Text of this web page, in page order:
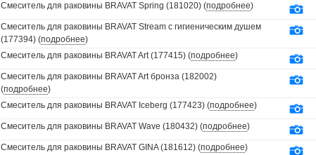
Смеситель для раковины BRAVAT Spring (181020) (подробнее)
Смеситель для раковины BRAVAT Stream с гигиеническим душем
(177394) (подробнее)
Смеситель для раковины BRAVAT Art (177415) (подробнее)
Смеситель для раковины BRAVAT Art бронза (182002)
(подробнее)
Смеситель для раковины BRAVAT Iceberg (177423) (подробнее)
Смеситель для раковины BRAVAT Wave (180432) (подробнее)
Смеситель для раковины BRAVAT GINA (181612) (подробнее)